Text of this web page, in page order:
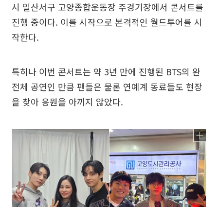
시 일산서구 고양종합운동장 주경기장에서 콘서트를
진행 중이다. 이를 시작으로 본격적인 월드투어를 시
작한다.
특히나 이번 콘서트는 약 3년 만에 진행된 BTS의 완
전체 공연인 만큼 팬들은 물론 연예계 동료들도 현장
을 찾아 응원을 아끼지 않았다.